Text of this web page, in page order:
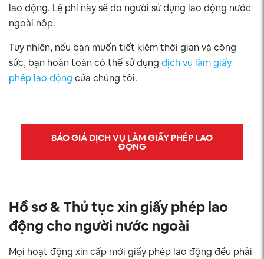
lao động. Lệ phí này sẽ do người sử dụng lao động nước
ngoài nộp.
Tuy nhiên, nếu bạn muốn tiết kiệm thời gian và công
sức, bạn hoàn toàn có thể sử dụng dịch vụ làm giấy
phép lao động của chúng tôi.
BÁO GIÁ DỊCH VỤ LÀM GIẤY PHÉP LAO
ĐỘNG
Hồ sơ &Thủ tục xin giấy phép lao
động cho người nước ngoài
Mọi hoạt động xin cấp mới giấy phép lao động đều phải